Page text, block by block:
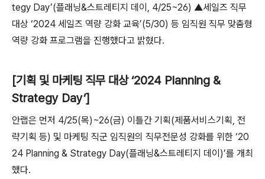
tegy Day’(플래닝&스트레티지 데이 , 4/25~26) ▲세일즈 직무
대상 ‘2024 세일즈 역량 강화 교육’(5/30) 등 임직원 직무 맞춤형
역량 강화 프로그램을 진행했다고 밝혔다.
[기획 및 마케팅 직무 대상‘2024 Planning &
Strategy Day’]
안랩은 먼저 4/25(목)~26(금) 이틀간 기획(제품서비스기획, 전
략기획 등) 및 마케팅 직군 임직원의 직무전문성 강화를 위한 ‘20
24 Planning & Strategy Day(플래닝&스트레티지 데이 )’를 개최
했다.